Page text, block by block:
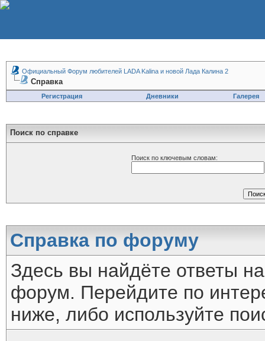
Официальный Форум любителей LADA Kalina и новой Лада Калина 2
Справка
Регистрация Дневники Галерея
Поиск по справке
Поиск по ключевым словам:
Справка по форуму
Здесь вы найдёте ответы
форум. Перейдите по
ниже, либо используйте